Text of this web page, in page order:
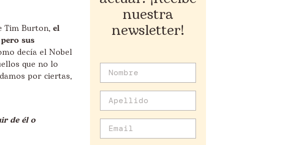
Tim Burton, el
sus
decía el Nobel
que no lo
por ciertas,
de él o
nuestra
newsletter!